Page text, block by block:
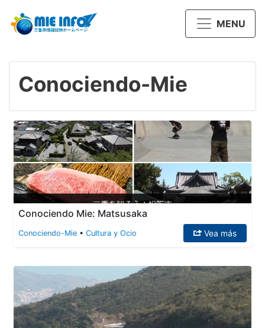
MENU
Conociendo-Mie
Conociendo Mie: Matsusaka
Conociendo-Mie • Cultura y Ocio Vea más